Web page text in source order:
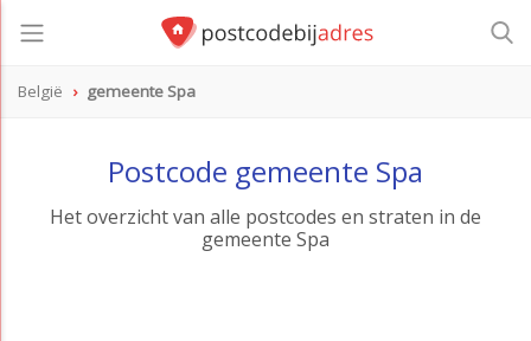
België gemeente Spa
Postcode gemeente Spa
Het overzicht van alle postcodes en straten in de
gemeente Spa